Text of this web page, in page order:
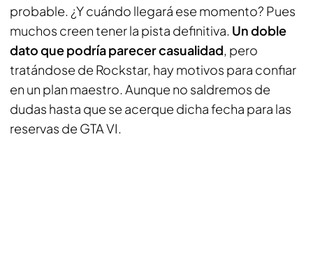
probable. ¿Y cuándo llegará ese momento? Pues
muchos creen tener la pista definitiva. Un doble
dato que podría parecer casualidad, pero
tratándose de Rockstar, hay motivos para confiar
en un plan maestro. Aunque no saldremos de
dudas hasta que se acerque dicha fecha para las
reservas de GTA VI.